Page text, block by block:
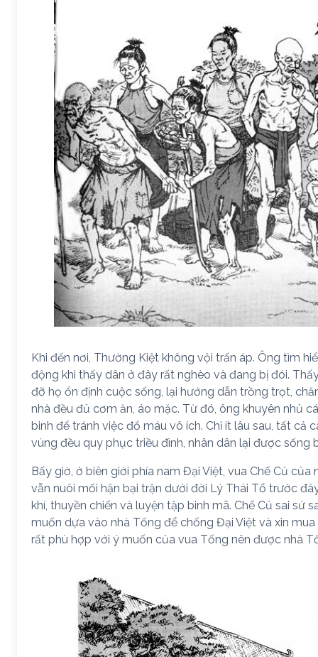
Khi đến nơi, Thường Kiệt không vội trấn áp. Ông tìm
động khi thấy dân ở đây rất nghèo và đang bị đói.
đỡ họ ổn định cuộc sống, lại hướng dẫn trồng trọt,
nhà đều đủ cơm ăn, áo mặc. Từ đó, ông khuyên nhủ
binh để tránh việc đổ máu vô ích. Chỉ ít lâu sau, tất cả
vùng đều quy phục triều đình, nhân dân lại được sống
Bấy giờ, ở biên giới phía nam Đại Việt, vua Chế Củ của
vẫn nuôi mối hận bại trận dưới đời Lý Thái Tổ trước
khí, thuyền chiến và luyện tập binh mã. Chế Củ sai sứ
muốn dựa vào nhà Tống để chống Đại Việt và xin mua
rất phù hợp với ý muốn của vua Tống nên được nhà